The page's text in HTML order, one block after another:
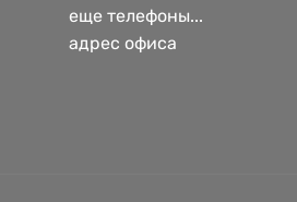
еще телефоны...
адрес офиса